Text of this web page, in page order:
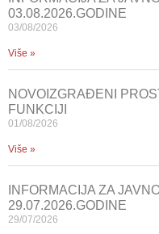
03.08.2026.GODINE
03/08/2026
Više »
NOVOIZGRAĐENI
FUNKCIJI
01/08/2026
Više »
INFORMACIJA ZA
29.07.2026.GODINE
29/07/2026